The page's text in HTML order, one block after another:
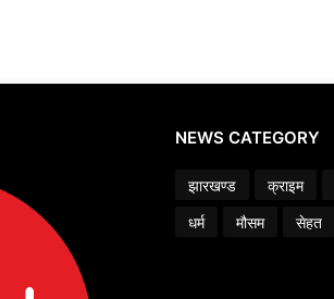
NEWS CATEGORY
झारखण्ड क्राइम
धर्म
मौसम सेहत